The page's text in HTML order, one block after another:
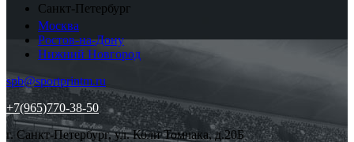
Санкт-Петербург
Москва
Ростов-на-Дону
Нижний Новгород
spb@sportprintm.ru
+7(965)770-38-50
г. Санкт-Петербург, ул. Коли Томчака, д.20Б